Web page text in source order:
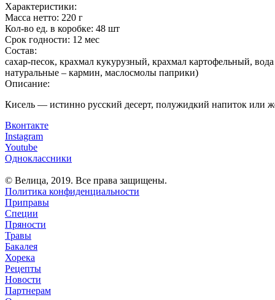
Характеристики:
Масса нетто: 220 г
Кол-во ед. в коробке: 48 шт
Срок годности: 12 мес
Состав:
сахар-песок, крахмал кукурузный, крахмал картофельный,
натуральные – кармин, маслосмолы паприки)
Описание:
Кисель — истинно русский десерт, полужидкий напиток или
Вконтакте
Instagram
Youtube
Одноклассники
© Велица, 2019. Все права защищены.
Политика конфиденциальности
Приправы
Специи
Пряности
Травы
Бакалея
Хорека
Рецепты
Новости
Партнерам